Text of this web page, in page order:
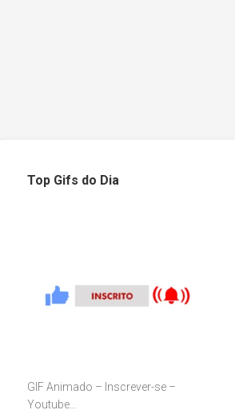
Top Gifs do Dia
GIF Animado – Inscrever-se –
Youtube…